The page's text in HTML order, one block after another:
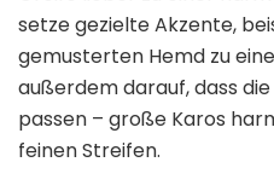
setze gezielte Akzente,
gemusterten Hemd zu
außerdem darauf, dass
passen – große Karos
feinen Streifen.